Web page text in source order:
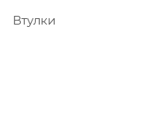
Втулки